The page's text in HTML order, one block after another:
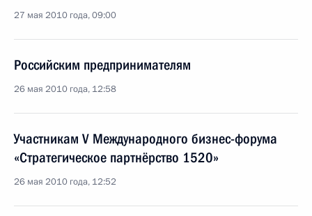
27 мая 2010 года, 09:00
Российским предпринимателям
26 мая 2010 года, 12:58
Участникам V Международного бизнес-форума
«Стратегическое партнёрство 1520»
26 мая 2010 года, 12:52